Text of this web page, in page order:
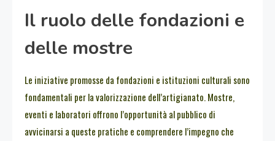
Il ruolo delle fondazioni e
delle mostre
Le iniziative promosse da fondazioni e istituzioni culturali sono
fondamentali per la valorizzazione dell’artigianato. Mostre,
eventi e laboratori offrono l’opportunità al pubblico di
avvicinarsi a queste pratiche e comprendere l’impegno che